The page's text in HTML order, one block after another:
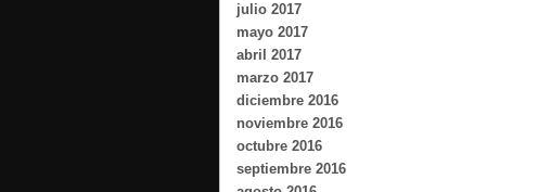
julio 2017
mayo 2017
abril 2017
marzo 2017
diciembre 2016
noviembre 2016
octubre 2016
septiembre 2016